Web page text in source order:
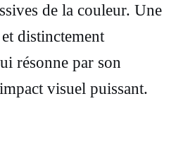
de la couleur. Une
distinctement
résonne par son
visuel puissant.